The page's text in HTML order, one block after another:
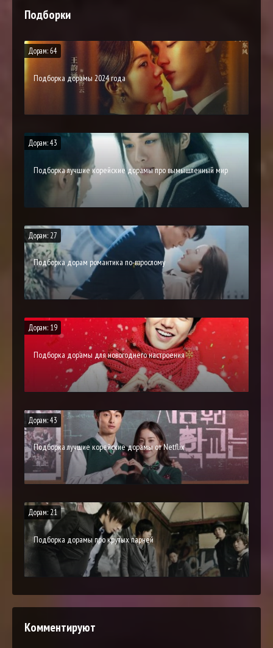
Подборки
Дорам: 64
Подборка дорамы 2024 года
Дорам: 43
Подборка лучшие корейские дорамы про вымышленный мир
Дорам: 27
Подборка дорам романтика по-взрослому
Дорам: 19
Подборка дорамы для новогоднего настроения
Дорам: 43
Подборка лучшие корейские дорамы от Netflix
Дорам: 21
Подборка дорамы про крутых парней
Комментируют